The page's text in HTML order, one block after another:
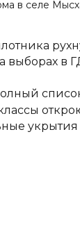
в селе
выборах в
укрытия